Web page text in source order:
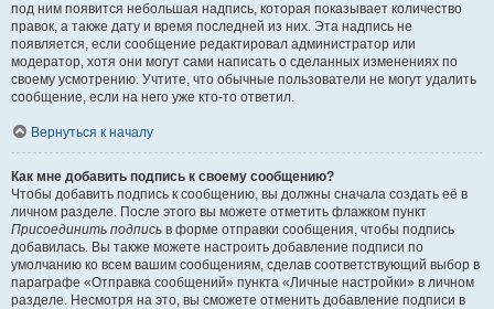
под ним появится небольшая надпись, которая показывает количество
правок, а также дату и время последней из них. Эта надпись не
появляется, если сообщение редактировал администратор или
модератор, хотя они могут сами написать о сделанных изменениях по
своему усмотрению. Учтите, что обычные пользователи не могут удалить
сообщение, если на него уже кто-то ответил.
Вернуться к началу
Как мне добавить подпись к своему сообщению?
Чтобы добавить подпись к сообщению, вы должны сначала создать её в
личном разделе. После этого вы можете отметить флажком пункт
Присоединить подпись в форме отправки сообщения, чтобы подпись
добавилась. Вы также можете настроить добавление подписи по
умолчанию ко всем вашим сообщениям, сделав соответствующий выбор в
параграфе «Отправка сообщений» пункта «Личные настройки» в личном
разделе. Несмотря на это, вы сможете отменить добавление подписи в